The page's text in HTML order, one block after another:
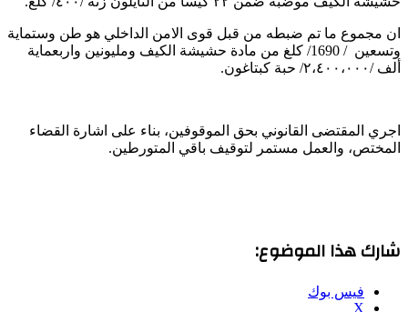
ان مجموع ما تم ضبطه من قبل قوى الامن الداخلي هو طن وستماية
وتسعين / 1690/ كلغ من مادة حشيشة الكيف ومليونين واربعماية
ألف /٢،٤٠٠،٠٠٠/ حبة كبتاغون.
اجري المقتضى القانوني بحق الموقوفين، بناء على اشارة القضاء
المختص، والعمل مستمر لتوقيف باقي المتورطين.
شارك هذا الموضوع:
فيس بوك
X